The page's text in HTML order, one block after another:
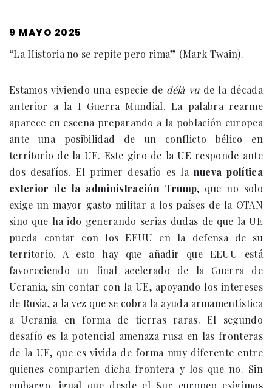
PUBLICADO
9 MAYO 2025
“La Historia no se repite pero rima” (Mark Twain).
Estamos viviendo una especie de déjà vude la década
anterior a la I Guerra Mundial. La palabra rearme
aparece en escena preparando a la población europea
ante una posibilidad de un conflicto bélico en
territorio de la UE. Este giro de la UE responde ante
dos desafíos. El primer desafío es la nueva política
exterior de la administración Trump, que no solo
exige un mayor gasto militar a los países de la OTAN
sino que ha ido generando serias dudas de que la UE
pueda contar con los EEUU en la defensa de su
territorio. A esto hay que añadir que EEUU está
favoreciendo un final acelerado de la Guerra de
Ucrania, sin contar con la UE, apoyando los intereses
de Rusia, a la vez que se cobra la ayuda armamentística
a Ucrania en forma de tierras raras. El segundo
desafío es la potencial amenaza rusa en las fronteras
de la UE, que es vivida de forma muy diferente entre
quienes comparten dicha frontera y los que no. Sin
embargo, igual que desde el Sur europeo exigimos